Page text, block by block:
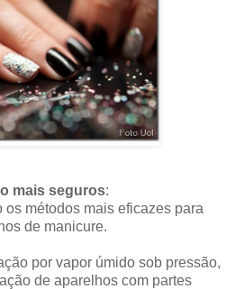
mais seguros:
os métodos mais eficazes para
de manicure.
por vapor úmido sob pressão,
de aparelhos com partes